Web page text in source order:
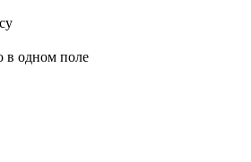
в одном поле